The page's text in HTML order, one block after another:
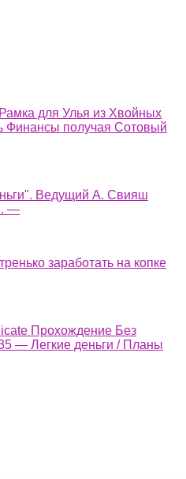
для Улья из Хвойных
Финансы получая Сотовый
Ведущий А. Свияш
—
заработать на копке
Прохождение Без
— Легкие деньги / Планы